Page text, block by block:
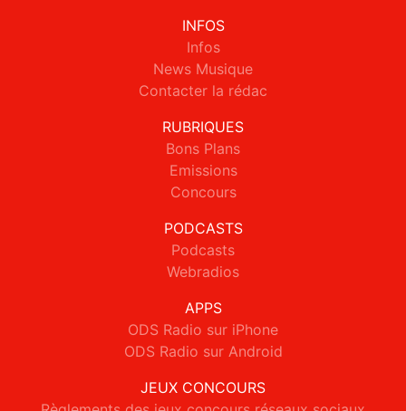
INFOS
Infos
News Musique
Contacter la rédac
RUBRIQUES
Bons Plans
Emissions
Concours
PODCASTS
Podcasts
Webradios
APPS
ODS Radio sur iPhone
ODS Radio sur Android
JEUX CONCOURS